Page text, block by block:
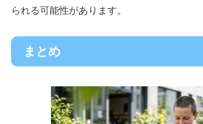
られる可能性があります。
まとめ